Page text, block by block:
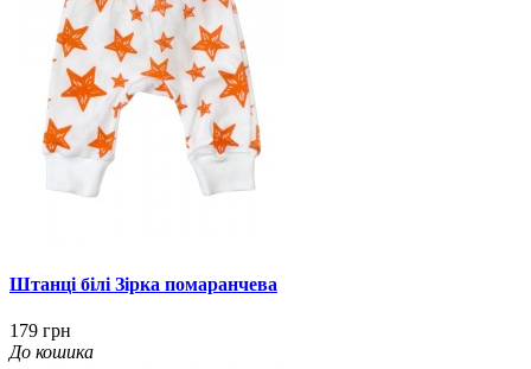
Штанці білі Зірка помаранчева
179 грн
До кошика